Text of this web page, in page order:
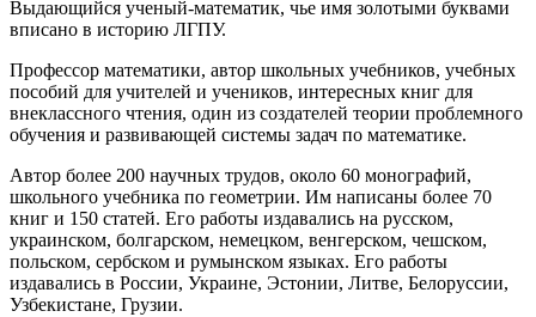
Выдающийся ученый-математик, чье имя золотыми буквами
вписано в историю ЛГПУ.
Профессор математики, автор школьных учебников, учебных
пособий для учителей и учеников, интересных книг для
внеклассного чтения, один из создателей теории проблемного
обучения и развивающей системы задач по математике.
Автор более 200 научных трудов, около 60 монографий,
школьного учебника по геометрии. Им написаны более 70
книг и 150 статей. Его работы издавались на русском,
украинском, болгарском, немецком, венгерском, чешском,
польском, сербском и румынском языках. Его работы
издавались в России, Украине, Эстонии, Литве, Белоруссии,
Узбекистане, Грузии.